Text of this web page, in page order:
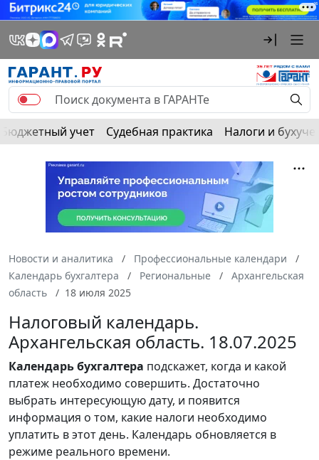
Бюджетный учет Судебная практика Налоги и
Новости и аналитика
Профессиональные календари
Календарь бухгалтера
Региональные
Архангельская
область
18 июля 2025
Налоговый календарь.
Архангельская область. 18.07.2025
Календарьбухгалтера подскажет, когда и какой
платеж необходимо совершить. Достаточно
выбрать интересующую дату, и появится
информация о том, какие налоги необходимо
уплатить в этот день. Календарь обновляется в
режиме реального времени.